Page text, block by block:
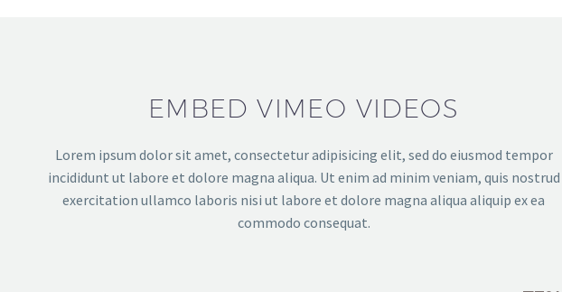
EMBED VIMEO VIDEOS
Lorem ipsum dolor sit amet, consectetur adipisicing elit, sed do eiusmod tempor
incididunt ut labore et dolore magna aliqua. Ut enim ad minim veniam, quis nostrud
exercitation ullamco laboris nisi ut labore et dolore magna aliqua aliquip ex ea
commodo consequat.